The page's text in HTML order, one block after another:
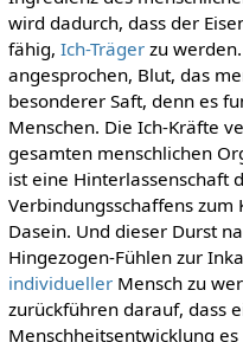
wird dadurch, dass der
fähig, Ich-Trägerzu
angesprochen, Blut, das
besonderer Saft, denn es
Menschen. Die Ich-Kräfte
gesamten menschlichen
ist eine Hinterlassenschaft
Verbindungsschaffens zum
Dasein. Und dieser Durst
Hingezogen-Fühlen zur
individuellerMensch zu
zurückführen darauf, dass
Menschheitsentwicklung